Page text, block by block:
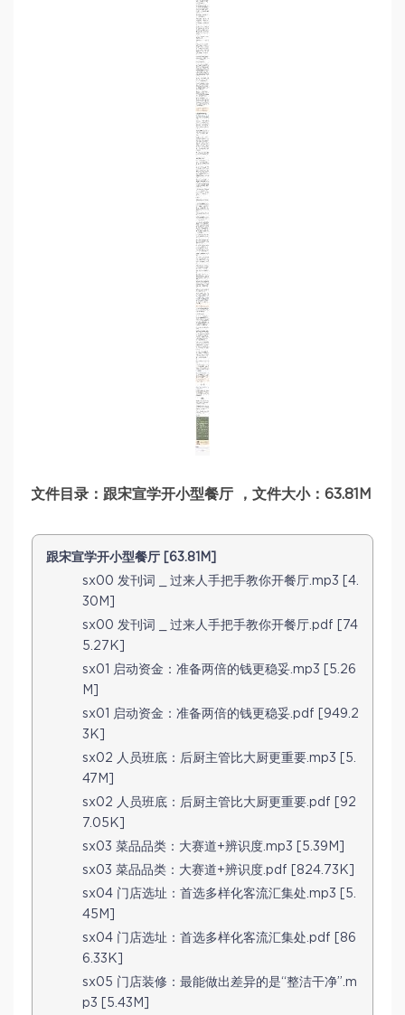
文件目录：跟宋宣学开小型餐厅 ，文件大小：63.81M
跟宋宣学开小型餐厅 [63.81M]
sx00 发刊词 _ 过来人手把手教你开餐厅.mp3 [4.
30M]
sx00 发刊词 _ 过来人手把手教你开餐厅.pdf [74
5.27K]
sx01 启动资金：准备两倍的钱更稳妥.mp3 [5.26
M]
sx01 启动资金：准备两倍的钱更稳妥.pdf [949.2
3K]
sx02 人员班底：后厨主管比大厨更重要.mp3 [5.
47M]
sx02 人员班底：后厨主管比大厨更重要.pdf [92
7.05K]
sx03 菜品品类：大赛道+辨识度.mp3 [5.39M]
sx03 菜品品类：大赛道+辨识度.pdf [824.73K]
sx04 门店选址：首选多样化客流汇集处.mp3 [5.
45M]
sx04 门店选址：首选多样化客流汇集处.pdf [86
6.33K]
sx05 门店装修：最能做出差异的是“整洁干净”.m
p3 [5.43M]